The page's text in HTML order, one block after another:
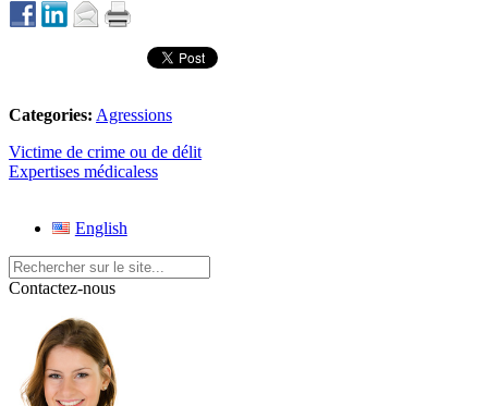
Categories: Agressions
Victime de crime ou de délit
Expertises médicaless
English
Contactez-nous